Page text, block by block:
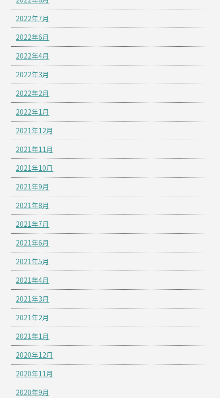
2022年7月
2022年6月
2022年4月
2022年3月
2022年2月
2022年1月
2021年12月
2021年11月
2021年10月
2021年9月
2021年8月
2021年7月
2021年6月
2021年5月
2021年4月
2021年3月
2021年2月
2021年1月
2020年12月
2020年11月
2020年9月